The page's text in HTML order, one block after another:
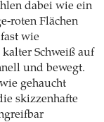
dabei wie ein
roten Flächen
wie
Schweiß auf
und bewegt.
gehaucht
skizzenhafte